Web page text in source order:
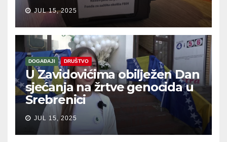
JUL 15, 2025
DOGAĐAJI DRUŠTVO
U Zavidovićima obilježen Dan
sjećanja na žrtve genocida u
Srebrenici
JUL 15, 2025